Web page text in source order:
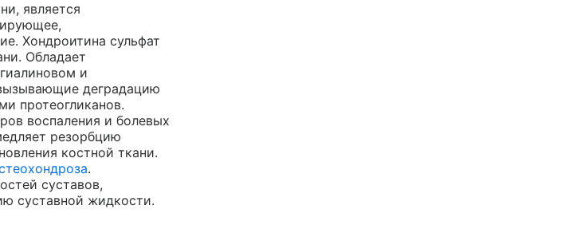
является
Хондроитина сульфат
Обладает
и
деградацию
протеогликанов.
воспаления и болевых
резорбцию
костной ткани.
.
суставов,
суставной жидкости.